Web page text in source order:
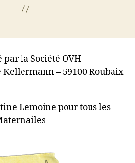
par la Société OVH
Kellermann – 59100 Roubaix
Lemoine pour tous les